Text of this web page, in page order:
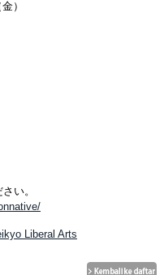
）
い。
Liberal Arts